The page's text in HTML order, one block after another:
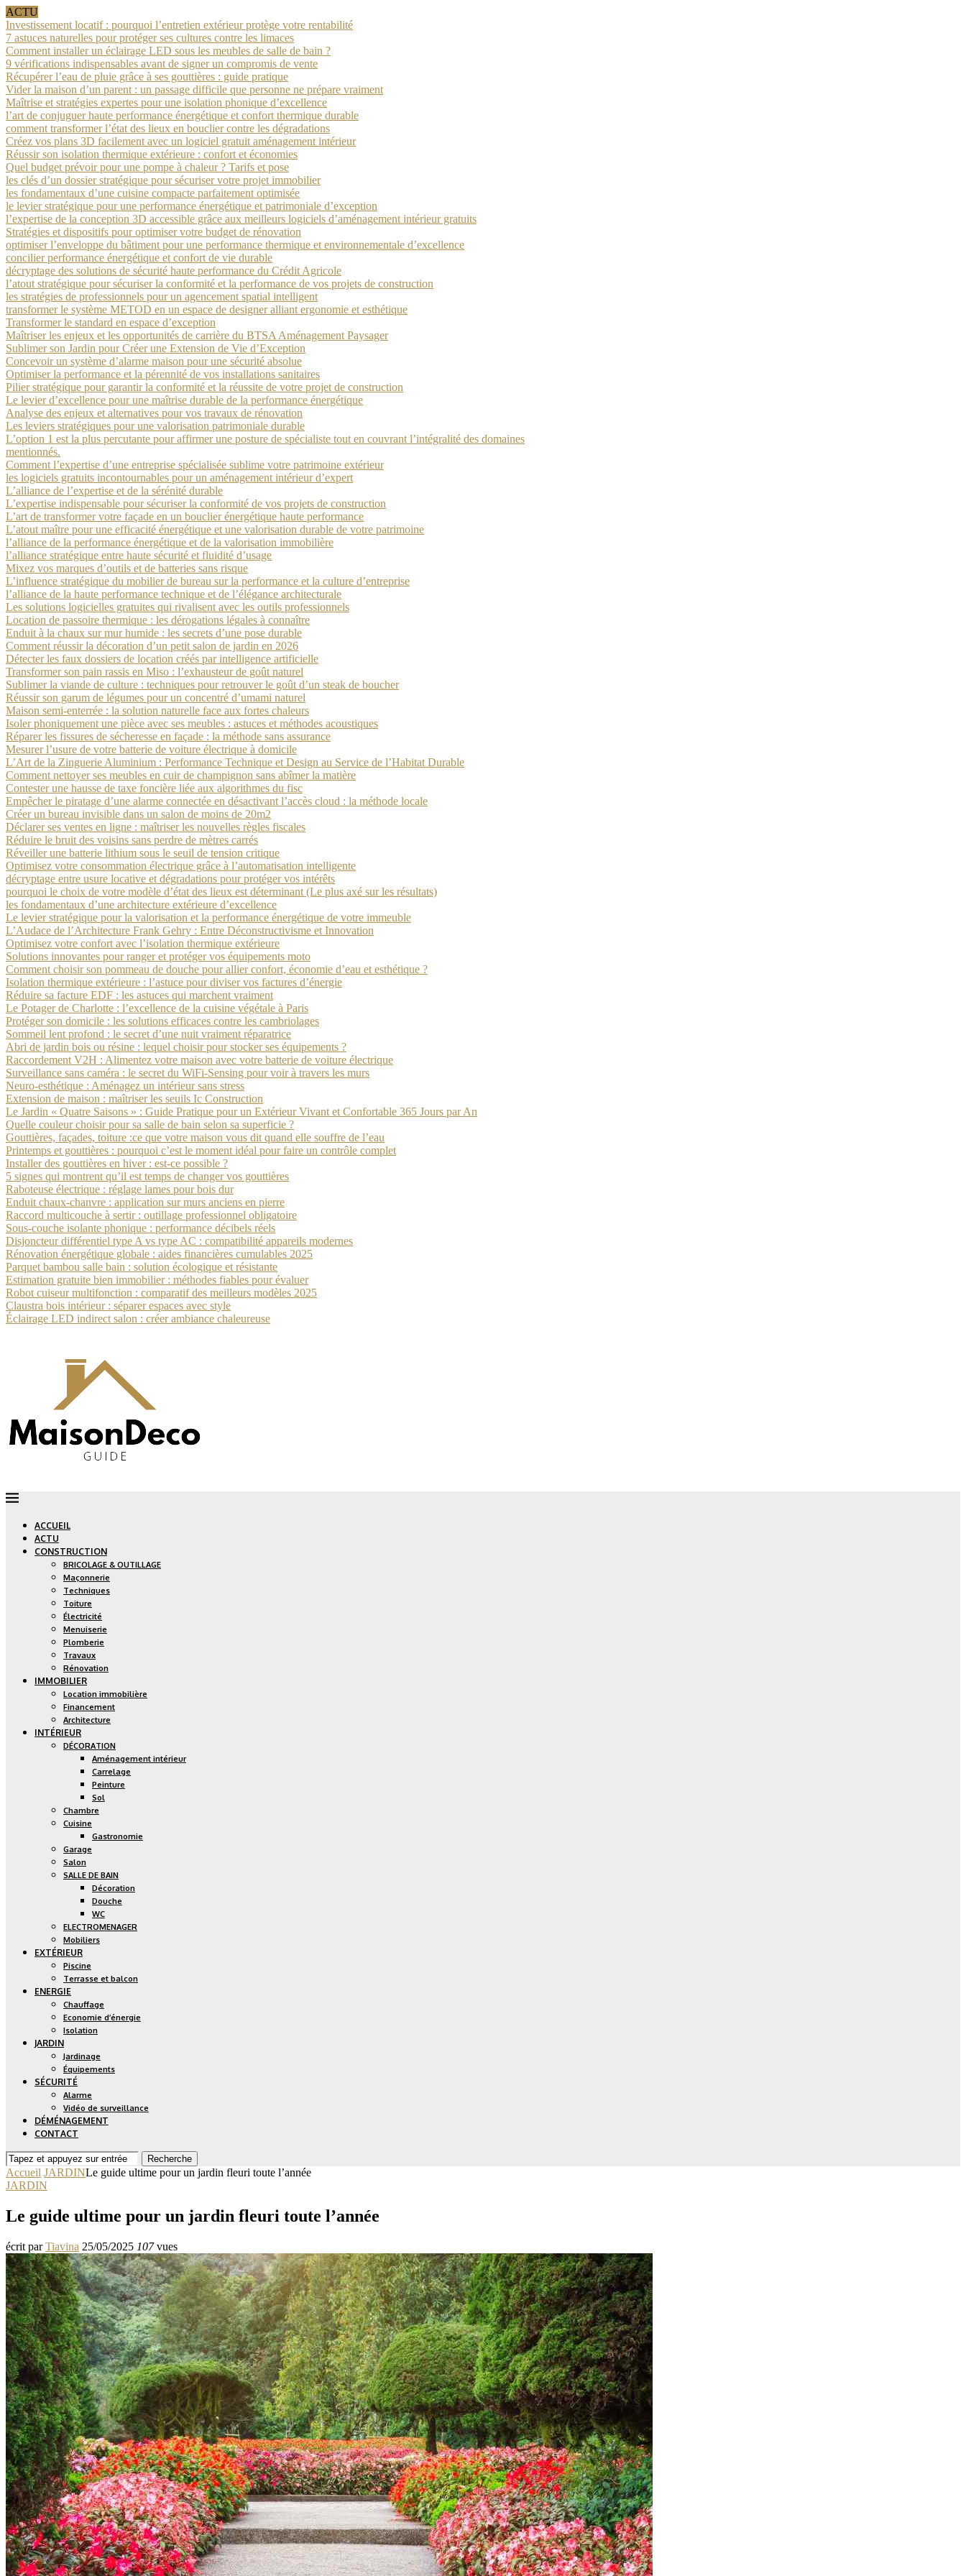
ACTU
Investissement locatif : pourquoi l’entretien extérieur protège votre rentabilité
7 astuces naturelles pour protéger ses cultures contre les limaces
Comment installer un éclairage LED sous les meubles de salle de bain ?
9 vérifications indispensables avant de signer un compromis de vente
Récupérer l’eau de pluie grâce à ses gouttières : guide pratique
Vider la maison d’un parent : un passage difficile que personne ne prépare vraiment
Maîtrise et stratégies expertes pour une isolation phonique d’excellence
l’art de conjuguer haute performance énergétique et confort thermique durable
comment transformer l’état des lieux en bouclier contre les dégradations
Créez vos plans 3D facilement avec un logiciel gratuit aménagement intérieur
Réussir son isolation thermique extérieure : confort et économies
Quel budget prévoir pour une pompe à chaleur ? Tarifs et pose
les clés d’un dossier stratégique pour sécuriser votre projet immobilier
les fondamentaux d’une cuisine compacte parfaitement optimisée
le levier stratégique pour une performance énergétique et patrimoniale d’exception
l’expertise de la conception 3D accessible grâce aux meilleurs logiciels d’aménagement intérieur gratuits
Stratégies et dispositifs pour optimiser votre budget de rénovation
optimiser l’enveloppe du bâtiment pour une performance thermique et environnementale d’excellence
concilier performance énergétique et confort de vie durable
décryptage des solutions de sécurité haute performance du Crédit Agricole
l’atout stratégique pour sécuriser la conformité et la performance de vos projets de construction
les stratégies de professionnels pour un agencement spatial intelligent
transformer le système METOD en un espace de designer alliant ergonomie et esthétique
Transformer le standard en espace d’exception
Maîtriser les enjeux et les opportunités de carrière du BTSA Aménagement Paysager
Sublimer son Jardin pour Créer une Extension de Vie d’Exception
Concevoir un système d’alarme maison pour une sécurité absolue
Optimiser la performance et la pérennité de vos installations sanitaires
Pilier stratégique pour garantir la conformité et la réussite de votre projet de construction
Le levier d’excellence pour une maîtrise durable de la performance énergétique
Analyse des enjeux et alternatives pour vos travaux de rénovation
Les leviers stratégiques pour une valorisation patrimoniale durable
L’option 1 est la plus percutante pour affirmer une posture de spécialiste tout en couvrant l’intégralité des domaines
mentionnés.
Comment l’expertise d’une entreprise spécialisée sublime votre patrimoine extérieur
les logiciels gratuits incontournables pour un aménagement intérieur d’expert
L’alliance de l’expertise et de la sérénité durable
L’expertise indispensable pour sécuriser la conformité de vos projets de construction
L’art de transformer votre façade en un bouclier énergétique haute performance
L’atout maître pour une efficacité énergétique et une valorisation durable de votre patrimoine
l’alliance de la performance énergétique et de la valorisation immobilière
l’alliance stratégique entre haute sécurité et fluidité d’usage
Mixez vos marques d’outils et de batteries sans risque
L’influence stratégique du mobilier de bureau sur la performance et la culture d’entreprise
l’alliance de la haute performance technique et de l’élégance architecturale
Les solutions logicielles gratuites qui rivalisent avec les outils professionnels
Location de passoire thermique : les dérogations légales à connaître
Enduit à la chaux sur mur humide : les secrets d’une pose durable
Comment réussir la décoration d’un petit salon de jardin en 2026
Détecter les faux dossiers de location créés par intelligence artificielle
Transformer son pain rassis en Miso : l’exhausteur de goût naturel
Sublimer la viande de culture : techniques pour retrouver le goût d’un steak de boucher
Réussir son garum de légumes pour un concentré d’umami naturel
Maison semi-enterrée : la solution naturelle face aux fortes chaleurs
Isoler phoniquement une pièce avec ses meubles : astuces et méthodes acoustiques
Réparer les fissures de sécheresse en façade : la méthode sans assurance
Mesurer l’usure de votre batterie de voiture électrique à domicile
L’Art de la Zinguerie Aluminium : Performance Technique et Design au Service de l’Habitat Durable
Comment nettoyer ses meubles en cuir de champignon sans abîmer la matière
Contester une hausse de taxe foncière liée aux algorithmes du fisc
Empêcher le piratage d’une alarme connectée en désactivant l’accès cloud : la méthode locale
Créer un bureau invisible dans un salon de moins de 20m2
Déclarer ses ventes en ligne : maîtriser les nouvelles règles fiscales
Réduire le bruit des voisins sans perdre de mètres carrés
Réveiller une batterie lithium sous le seuil de tension critique
Optimisez votre consommation électrique grâce à l’automatisation intelligente
décryptage entre usure locative et dégradations pour protéger vos intérêts
pourquoi le choix de votre modèle d’état des lieux est déterminant (Le plus axé sur les résultats)
les fondamentaux d’une architecture extérieure d’excellence
Le levier stratégique pour la valorisation et la performance énergétique de votre immeuble
L’Audace de l’Architecture Frank Gehry : Entre Déconstructivisme et Innovation
Optimisez votre confort avec l’isolation thermique extérieure
Solutions innovantes pour ranger et protéger vos équipements moto
Comment choisir son pommeau de douche pour allier confort, économie d’eau et esthétique ?
Isolation thermique extérieure : l’astuce pour diviser vos factures d’énergie
Réduire sa facture EDF : les astuces qui marchent vraiment
Le Potager de Charlotte : l’excellence de la cuisine végétale à Paris
Protéger son domicile : les solutions efficaces contre les cambriolages
Sommeil lent profond : le secret d’une nuit vraiment réparatrice
Abri de jardin bois ou résine : lequel choisir pour stocker ses équipements ?
Raccordement V2H : Alimentez votre maison avec votre batterie de voiture électrique
Surveillance sans caméra : le secret du WiFi-Sensing pour voir à travers les murs
Neuro-esthétique : Aménagez un intérieur sans stress
Extension de maison : maîtriser les seuils Ic Construction
Le Jardin « Quatre Saisons » : Guide Pratique pour un Extérieur Vivant et Confortable 365 Jours par An
Quelle couleur choisir pour sa salle de bain selon sa superficie ?
Gouttières, façades, toiture :ce que votre maison vous dit quand elle souffre de l’eau
Printemps et gouttières : pourquoi c’est le moment idéal pour faire un contrôle complet
Installer des gouttières en hiver : est-ce possible ?
5 signes qui montrent qu’il est temps de changer vos gouttières
Raboteuse électrique : réglage lames pour bois dur
Enduit chaux-chanvre : application sur murs anciens en pierre
Raccord multicouche à sertir : outillage professionnel obligatoire
Sous-couche isolante phonique : performance décibels réels
Disjoncteur différentiel type A vs type AC : compatibilité appareils modernes
Rénovation énergétique globale : aides financières cumulables 2025
Parquet bambou salle bain : solution écologique et résistante
Estimation gratuite bien immobilier : méthodes fiables pour évaluer
Robot cuiseur multifonction : comparatif des meilleurs modèles 2025
Claustra bois intérieur : séparer espaces avec style
Éclairage LED indirect salon : créer ambiance chaleureuse
ACCUEIL
ACTU
CONSTRUCTION
BRICOLAGE & OUTILLAGE
Maçonnerie
Techniques
Toiture
Électricité
Menuiserie
Plomberie
Travaux
Rénovation
IMMOBILIER
Location immobilière
Financement
Architecture
INTÉRIEUR
DÉCORATION
Aménagement intérieur
Carrelage
Peinture
Sol
Chambre
Cuisine
Gastronomie
Garage
Salon
SALLE DE BAIN
Décoration
Douche
WC
ELECTROMENAGER
Mobiliers
EXTÉRIEUR
Piscine
Terrasse et balcon
ENERGIE
Chauffage
Economie d’énergie
Isolation
JARDIN
Jardinage
Équipements
SÉCURITÉ
Alarme
Vidéo de surveillance
DÉMÉNAGEMENT
CONTACT
Recherche
Accueil JARDINLe guide ultime pour un jardin fleuri toute l’année
JARDIN
Le guide ultime pour un jardin fleuri toute l’année
écrit parTiavina 25/05/2025 107vues